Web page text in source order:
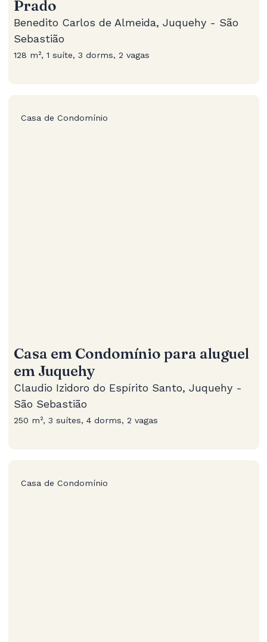
Prado
Benedito Carlos de Almeida, Juquehy - São
Sebastião
128 m², 1 suíte, 3 dorms, 2 vagas
Casa de Condomínio
Casa em Condomínio para aluguel
em Juquehy
Claudio Izidoro do Espírito Santo, Juquehy -
São Sebastião
250 m², 3 suítes, 4 dorms, 2 vagas
Casa de Condomínio